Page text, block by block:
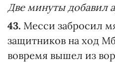
Две минуты добавил
43. Месси забросил
защитников на ход
вовремя вышел из